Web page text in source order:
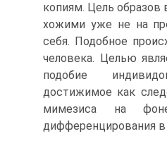
копиям. Цель
хожими уже не на
себя. Подобное
человека. Целью
подобие
достижимое как
мимезиса на
дифференцирования